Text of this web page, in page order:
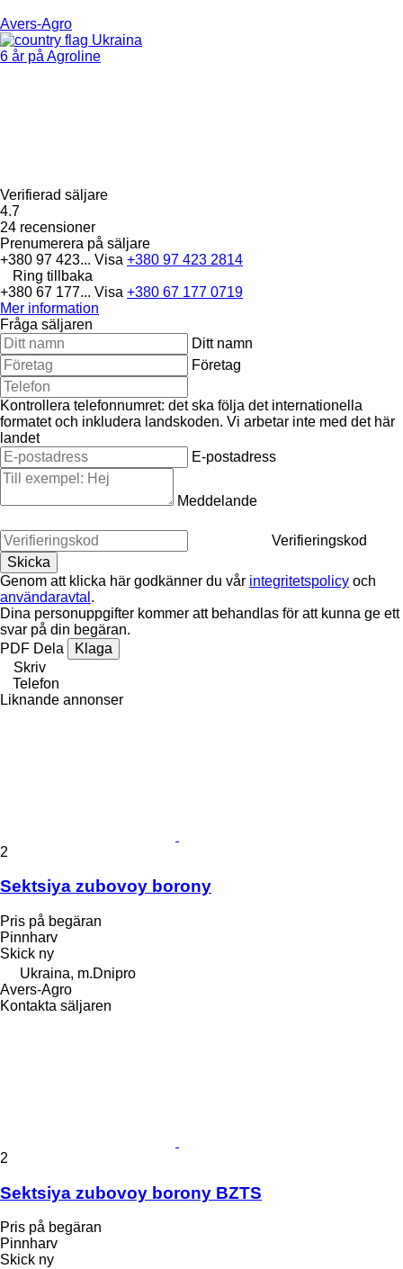
Avers-Agro
Ukraina
6 år på Agroline
Verifierad säljare
4.7
24 recensioner
Prenumerera på säljare
+380 97 423... Visa +380 97 423 2814
Ring tillbaka
+380 67 177... Visa +380 67 177 0719
Mer information
Fråga säljaren
Ditt namn
Företag
Kontrollera telefonnumret: det ska följa det internationella
formatet och inkludera landskoden. Vi arbetar inte med det här
landet
E-postadress
Meddelande
Verifieringskod
Genom att klicka här godkänner du vår integritetspolicy och
användaravtal .
Dina personuppgifter kommer att behandlas för att kunna ge ett
svar på din begäran.
PDF Dela
Klaga
Skriv
Telefon
Liknande annonser
2
Sektsiya zubovoy borony
Pris på begäran
Pinnharv
Skick ny
Ukraina, m.Dnipro
Avers-Agro
Kontakta säljaren
2
Sektsiya zubovoy borony BZTS
Pris på begäran
Pinnharv
Skick ny